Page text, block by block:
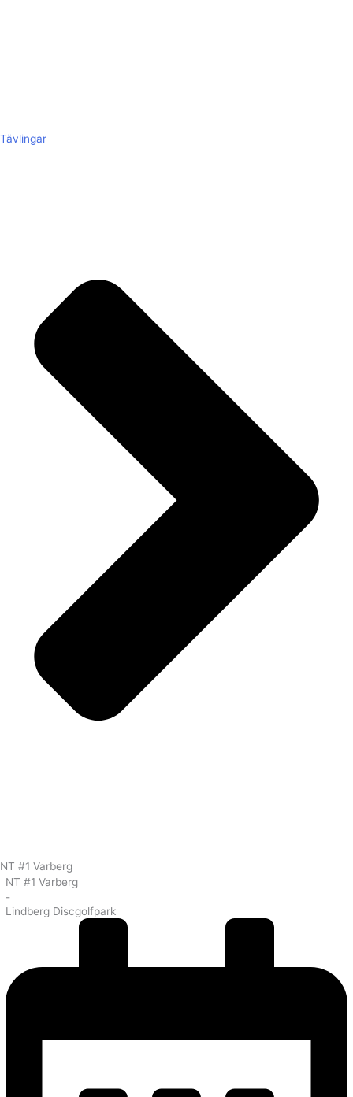
Tävlingar
NT #1 Varberg
NT #1 Varberg
-
Lindberg Discgolfpark